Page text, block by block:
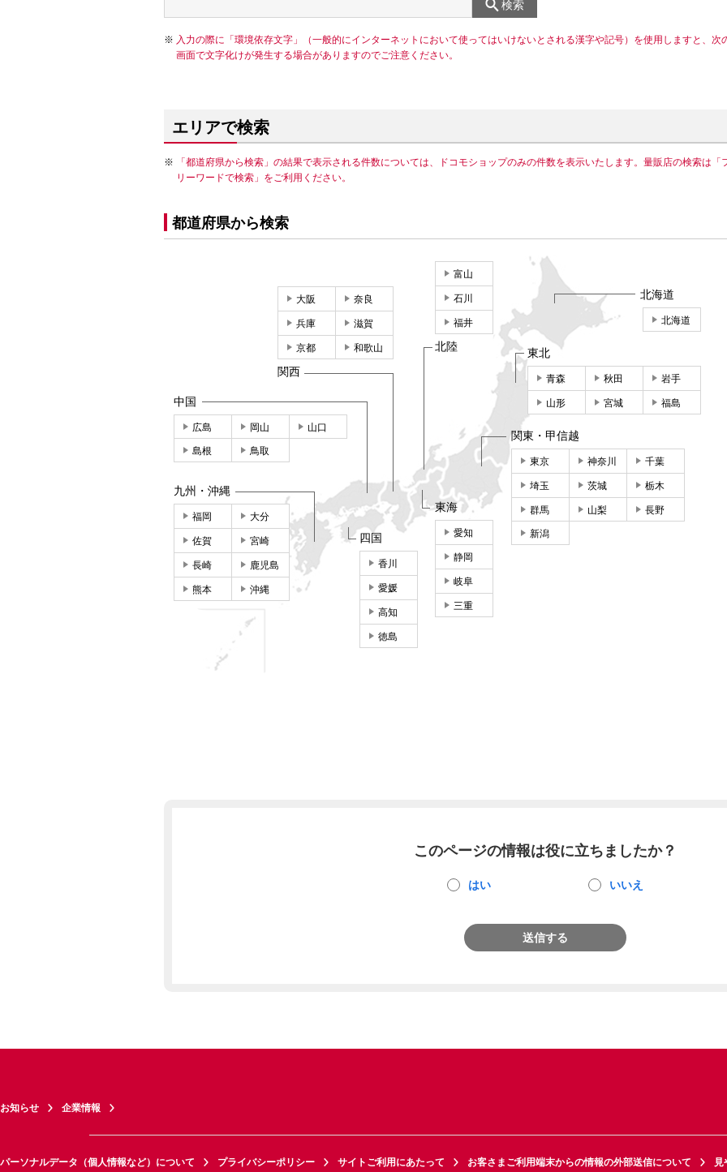
検索
入力の際に「環境依存文字」（一般的にインターネットにおいて使ってはいけないとされる漢字や記号）を使用しますと、次
画面で文字化けが発生する場合がありますのでご注意ください。
エリアで検索
「都道府県から検索」の結果で表示される件数については、ドコモショップのみの件数を表示いたします。量販店の検索は「
リーワードで検索」をご利用ください。
都道府県から検索
北海道
北海道
東北
青森 秋田 岩手
山形 宮城 福島
関東・甲信越
東京 神奈川 千葉
埼玉 茨城 栃木
群馬 山梨 長野
新潟
東海
愛知
静岡
岐阜
三重
富山
石川
福井
北陸
大阪 奈良
兵庫 滋賀
京都 和歌山
関西
中国
広島 岡山 山口
島根 鳥取
四国
香川
愛媛
高知
徳島
九州・沖縄
福岡 大分
佐賀 宮崎
長崎 鹿児島
熊本 沖縄
このページの情報は役に立ちましたか？
はい いいえ
送信する
お知らせ 企業情報
パーソナルデータ（個人情報など）について プライバシーポリシー サイトご利用にあたって お客さまご利用端末からの情報の外部送信について 見